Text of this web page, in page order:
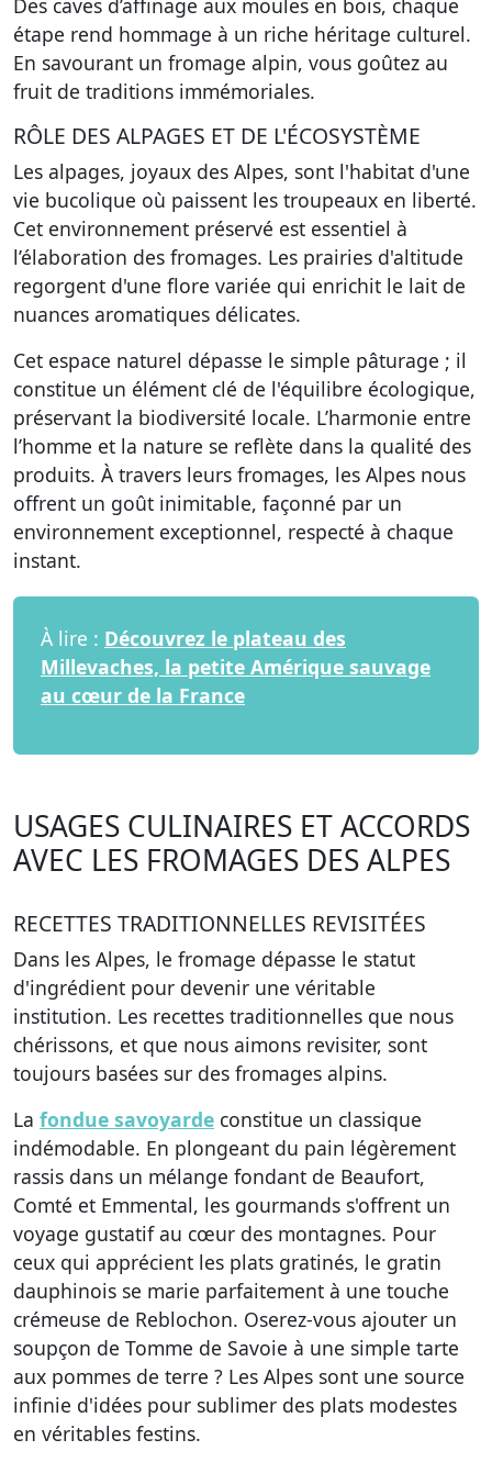
Des caves d’affinage aux moules en bois, chaque
étape rend hommage à un riche héritage culturel.
En savourant un fromage alpin, vous goûtez au
fruit de traditions immémoriales.
RÔLE DES ALPAGES ET DE L'ÉCOSYSTÈME
Les alpages, joyaux des Alpes, sont l'habitat d'une
vie bucolique où paissent les troupeaux en liberté.
Cet environnement préservé est essentiel à
l’élaboration des fromages. Les prairies d'altitude
regorgent d'une flore variée qui enrichit le lait de
nuances aromatiques délicates.
Cet espace naturel dépasse le simple pâturage ; il
constitue un élément clé de l'équilibre écologique,
préservant la biodiversité locale. L’harmonie entre
l’homme et la nature se reflète dans la qualité des
produits. À travers leurs fromages, les Alpes nous
offrent un goût inimitable, façonné par un
environnement exceptionnel, respecté à chaque
instant.
À lire : Découvrez le plateau des
Millevaches, la petite Amérique sauvage
au cœur de la France
USAGES CULINAIRES ET ACCORDS
AVEC LES FROMAGES DES ALPES
RECETTES TRADITIONNELLES REVISITÉES
Dans les Alpes, le fromage dépasse le statut
d'ingrédient pour devenir une véritable
institution. Les recettes traditionnelles que nous
chérissons, et que nous aimons revisiter, sont
toujours basées sur des fromages alpins.
La fondue savoyarde constitue un classique
indémodable. En plongeant du pain légèrement
rassis dans un mélange fondant de Beaufort,
Comté et Emmental, les gourmands s'offrent un
voyage gustatif au cœur des montagnes. Pour
ceux qui apprécient les plats gratinés, le gratin
dauphinois se marie parfaitement à une touche
crémeuse de Reblochon. Oserez-vous ajouter un
soupçon de Tomme de Savoie à une simple tarte
aux pommes de terre ? Les Alpes sont une source
infinie d'idées pour sublimer des plats modestes
en véritables festins.